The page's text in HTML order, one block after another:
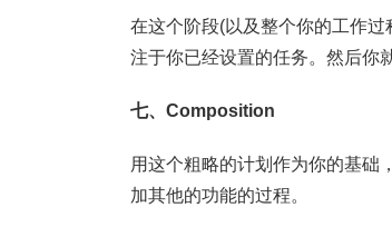
在这个阶段(以及整个你的工作
注于你已经设置的任务。然后你
七、Composition
用这个粗略的计划作为你的基础
加其他的功能的过程。